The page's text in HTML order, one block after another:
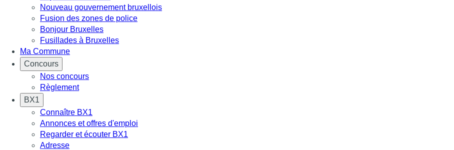
Nouveau gouvernement bruxellois
Fusion des zones de police
Bonjour Bruxelles
Fusillades à Bruxelles
Ma Commune
Concours
Nos concours
Règlement
BX1
Connaître BX1
Annonces et offres d'emploi
Regarder et écouter BX1
Adresse